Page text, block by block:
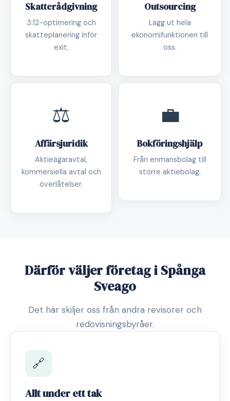
Skatterådgivning
3:12-optimering och
skatteplanering inför
exit.
Outsourcing
Lägg ut hela
ekonomifunktionen till
oss.
⚖️
Affärsjuridik
Aktieägaravtal,
kommersiella avtal och
överlåtelser.
💼
Bokföringshjälp
Från enmansbolag till
större aktiebolag.
Därför väljer företag i Spånga
Sveago
Det här skiljer oss från andra revisorer och
redovisningsbyråer.
🔗
Allt under ett tak